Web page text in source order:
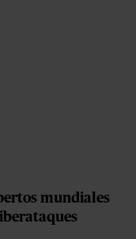
mundiales